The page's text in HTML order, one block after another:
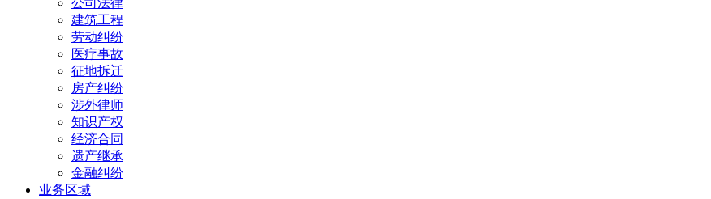
公司法律
建筑工程
劳动纠纷
医疗事故
征地拆迁
房产纠纷
涉外律师
知识产权
经济合同
遗产继承
金融纠纷
业务区域